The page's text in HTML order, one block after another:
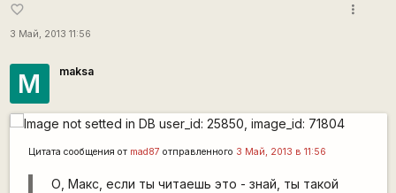
favorite_border
3 Май, 2013 11:56
more_vert
M maksa
Цитата сообщения от mad87 отправленного 3 Май, 2013 в 11:56
О, Макс, если ты читаешь это - знай, ты такой